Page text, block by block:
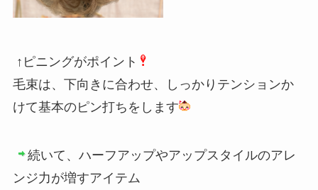
↑ピニングがポイント
毛束は、下向きに合わせ、しっかりテンションか
けて基本のピン打ちをします
続いて、ハーフアップやアップスタイルのアレ
ンジ力が増すアイテム